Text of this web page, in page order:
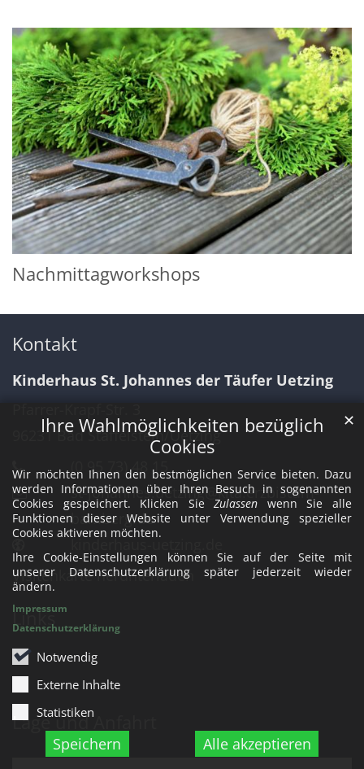
Ihre Wahlmöglichkeiten bezüglich
Cookies
Wir möchten Ihnen den bestmöglichen Service bieten. Dazu
werden Informationen über Ihren Besuch in sogenannten
Cookies gespeichert. Klicken SieZulassen wenn Sie alle
Funktionen dieser Website unter Verwendung spezieller
Cookies aktiveren möchten.
Ihre Cookie-Einstellungen können Sie auf der Seite mit
unserer Datenschutzerklärung später jederzeit wieder
ändern.
Notwendig
Externe Inhalte
Statistiken
Speichern Alle akzeptieren
✕
Impressum
Datenschutzerklärung
Nachmittagworkshops
Kontakt
Kinderhaus St. Johannes der Täufer Uetzing
96231 Bad Staffelstein/Uetzing
(0 95 73) 48 15
st-johannes.uetzing@kita.erzbistum-
bamberg.de
Visitenkarte herunterladen
Links
Lage und Anfahrt